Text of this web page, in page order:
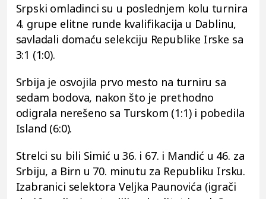
Srpski omladinci su u poslednjem kolu turnira
4. grupe elitne runde kvalifikacija u Dablinu,
savladali domaću selekciju Republike Irske sa
3:1 (1:0).
Srbija je osvojila prvo mesto na turniru sa
sedam bodova, nakon što je prethodno
odigrala nerešeno sa Turskom (1:1) i pobedila
Island (6:0).
Strelci su bili Simić u 36. i 67. i Mandić u 46. za
Srbiju, a Birn u 70. minutu za Republiku Irsku.
Izabranici selektora Veljka Paunovića (igrači